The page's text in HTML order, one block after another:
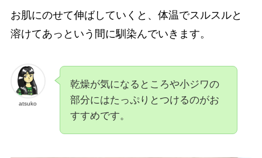
お肌にのせて伸ばしていくと、体温でスルスルと
溶けてあっという間に馴染んでいきます。
atsuko
乾燥が気になるところや小ジワの
部分にはたっぷりとつけるのがお
すすめです。